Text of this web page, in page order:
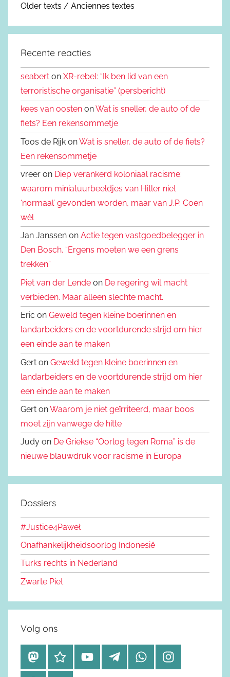
Older texts / Anciennes textes
Recente reacties
seabert on XR-rebel: “Ik ben lid van een
terroristische organisatie” (persbericht)
kees van oosten onWat is sneller, de auto of de
fiets? Een rekensommetje
Toos de Rijk onWat is sneller, de auto of de fiets?
Een rekensommetje
vreer on Diep verankerd koloniaal racisme:
waarom miniatuurbeeldjes van Hitler niet
‘normaal’ gevonden worden, maar van J.P. Coen
wèl
Jan Janssen on Actie tegen vastgoedbelegger in
Den Bosch. “Ergens moeten we een grens
trekken”
Piet van der Lende on De regering wil macht
verbieden. Maar alleen slechte macht.
Eric on Geweld tegen kleine boerinnen en
landarbeiders en de voortdurende strijd om hier
een einde aan te maken
Gert on Geweld tegen kleine boerinnen en
landarbeiders en de voortdurende strijd om hier
een einde aan te maken
Gert onWaarom je niet geïrriteerd, maar boos
moet zijn vanwege de hitte
Judy on De Griekse “Oorlog tegen Roma” is de
nieuwe blauwdruk voor racisme in Europa
Dossiers
#Justice4Paweł
Onafhankelijkheidsoorlog Indonesië
Turks rechts in Nederland
Zwarte Piet
Volg ons
M
a
B
l
Y
o
T
e
W
h
I
n